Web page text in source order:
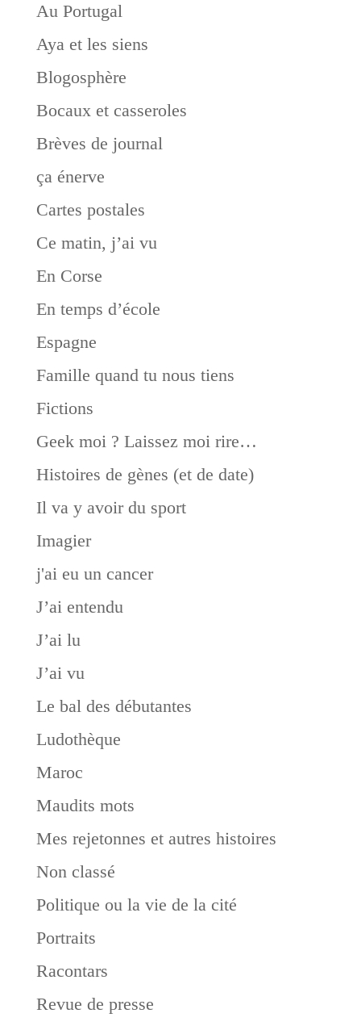
Au Portugal
Aya et les siens
Blogosphère
Bocaux et casseroles
Brèves de journal
ça énerve
Cartes postales
Ce matin, j’ai vu
En Corse
En temps d’école
Espagne
Famille quand tu nous tiens
Fictions
Geek moi ? Laissez moi rire…
Histoires de gènes (et de date)
Il va y avoir du sport
Imagier
j'ai eu un cancer
J’ai entendu
J’ai lu
J’ai vu
Le bal des débutantes
Ludothèque
Maroc
Maudits mots
Mes rejetonnes et autres histoires
Non classé
Politique ou la vie de la cité
Portraits
Racontars
Revue de presse